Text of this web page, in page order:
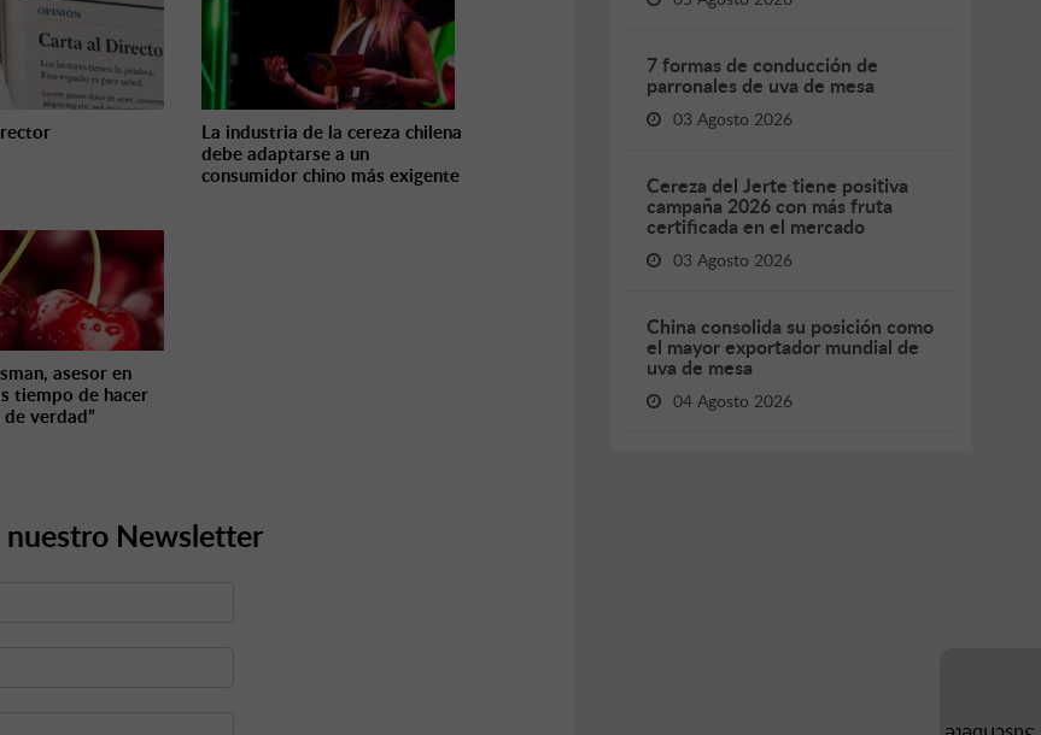
La industria de la cereza chilena
debe adaptarse a un
consumidor chino más exigente
asesor en
tiempo de hacer
verdad”
nuestro Newsletter
7 formas de conducción de
parronales de uva de mesa
03 Agosto 2026
Cereza del Jerte tiene positiva
campaña 2026 con más fruta
certificada en el mercado
03 Agosto 2026
China consolida su posición como
el mayor exportador mundial de
uva de mesa
04 Agosto 2026